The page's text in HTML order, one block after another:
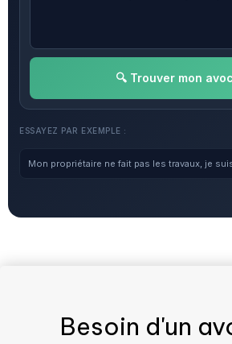
🔍 Trouver mon
ESSAYEZ PAR EXEMPLE :
Mon propriétaire ne fait pas les travaux, je
Besoin d'un